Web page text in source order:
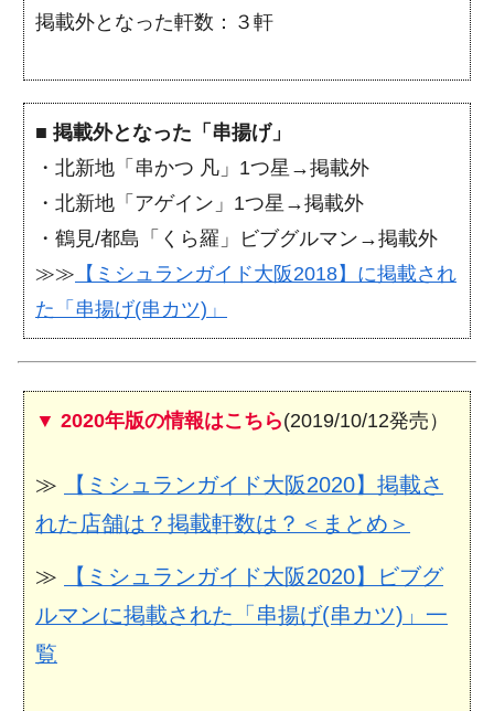
掲載外となった軒数：３軒
■ 掲載外となった「串揚げ」
・北新地「串かつ 凡」1つ星→掲載外
・北新地「アゲイン」1つ星→掲載外
・鶴見/都島「くら羅」ビブグルマン→掲載外
≫≫ 【ミシュランガイド大阪2018】に掲載され
た「串揚げ(串カツ)」
▼ 2020年版の情報はこちら(2019/10/12発売）
≫
【ミシュランガイド大阪2020】掲載さ
れた店舗は？掲載軒数は？＜まとめ＞
≫
【ミシュランガイド大阪2020】ビブグ
ルマンに掲載された「串揚げ(串カツ)」一
覧